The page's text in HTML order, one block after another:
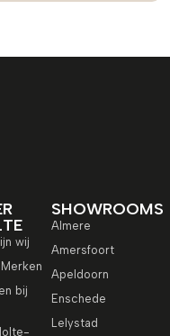
wij
bij
SHOWROOMS
Almere
Amersfoort
Apeldoorn
Enschede
Lelystad